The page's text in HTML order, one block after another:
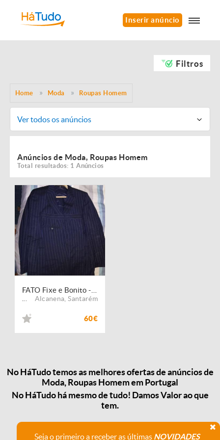
Inserir anúncio
Filtros
Home Moda Roupas Homem
Ver todos os anúncios
Anúncios de Moda, Roupas Homem
Total resultados: 1 Anúncios
Alcanena ,Santarém
60€
No HáTudo temos as melhores ofertas de anúncios de
Moda, Roupas Homem em Portugal
No HáTudo há mesmo de tudo! Damos Valor ao que
tem.
Seja o primeiro a receber as últimas NOVIDADES